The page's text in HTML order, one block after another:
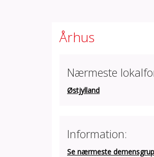
Århus
Nærmeste
Østjylland
Information:
Se nærmeste